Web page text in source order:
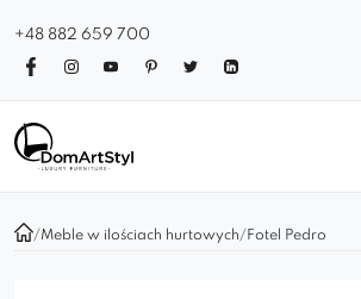
+48 882 659 700
/Meble w ilościach hurtowych/ Fotel Pedro